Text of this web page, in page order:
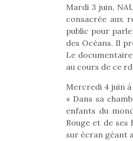
Mardi 3 juin,
consacrée aux
public pour
des Océans. Il
Le documentaire
au cours de ce
Mercredi 4 juin à
« Dans sa
enfants du
Rouge et de
sur écran géant